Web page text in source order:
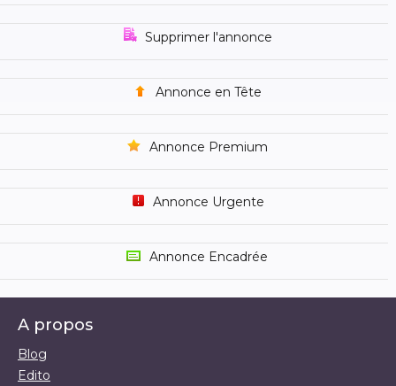
Supprimer l'annonce
Annonce en Tête
Annonce Premium
Annonce Urgente
Annonce Encadrée
A propos
Blog
Edito